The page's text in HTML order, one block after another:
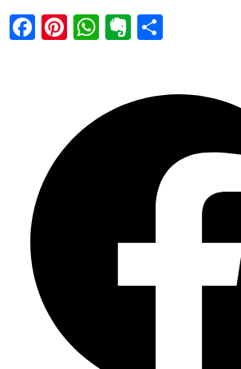
Facebook
Pinterest
WhatsApp
Evernote